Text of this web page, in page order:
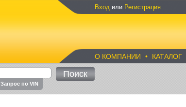
Вход или Регистрация
О КОМПАНИИ • КАТАЛОГ
Запрос по VIN